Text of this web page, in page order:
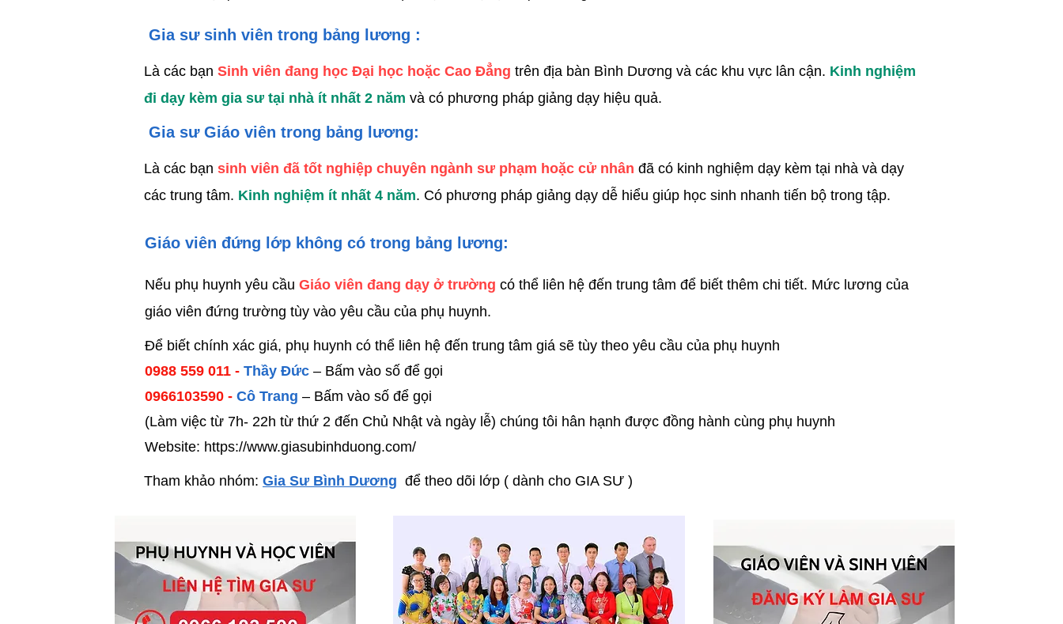
Gia sư sinh viên trong bảng lương :
Là các bạn Sinh viên đang học Đại học hoặc Cao Đẳng trên địa bàn Bình Dương và các khu vực lân cận. Kinh nghiệm
đi dạy kèm gia sư tại nhà ít nhất 2 năm và có phương pháp giảng dạy hiệu quả.
Gia sư Giáo viên trong bảng lương:
Là các bạn sinh viên đã tốt nghiệp chuyên ngành sư phạm hoặc cử nhân đã có kinh nghiệm dạy kèm tại nhà và dạy
các trung tâm. Kinh nghiệm ít nhất 4 năm. Có phương pháp giảng dạy dễ hiểu giúp học sinh nhanh tiến bộ trong tập.
Giáo viên đứng lớp không có trong bảng lương:
Nếu phụ huynh yêu cầu Giáo viên đang dạy ở trường có thể liên hệ đến trung tâm để biết thêm chi tiết. Mức lương của
giáo viên đứng trường tùy vào yêu cầu của phụ huynh.
​Để biết chính xác giá, phụ huynh có thể liên hệ đến trung tâm giá sẽ tùy theo yêu cầu của phụ huynh
0988 559 011 - Thầy Đức – Bấm vào số để gọi
0966103590 - Cô Trang – Bấm vào số để gọi
(Làm việc từ 7h- 22h từ thứ 2 đến Chủ Nhật và ngày lễ) chúng tôi hân hạnh được đồng hành cùng phụ huynh
Website: https://www.giasubinhduong.com/
​Tham khảo nhóm: Gia Sư Bình Dương để theo dõi lớp ( dành cho GIA SƯ )